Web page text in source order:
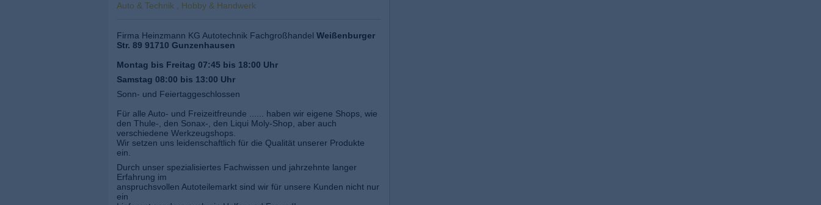
Auto & Technik , Hobby & Handwerk
Firma Heinzmann KG Autotechnik Fachgroßhandel Weißenburger
Str. 89 91710 Gunzenhausen
Montag bis Freitag 07:45 bis 18:00 Uhr
Samstag 08:00 bis 13:00 Uhr
Sonn- und Feiertaggeschlossen
Für alle Auto- und Freizeitfreunde ...... haben wir eigene Shops, wie
den Thule-, den Sonax-, den Liqui Moly-Shop, aber auch
verschiedene Werkzeugshops.
Wir setzen uns leidenschaftlich für die Qualität unserer Produkte
ein.
Durch unser spezialisiertes Fachwissen und jahrzehnte langer
Erfahrung im
anspruchsvollen Autoteilemarkt sind wir für unsere Kunden nicht nur
ein